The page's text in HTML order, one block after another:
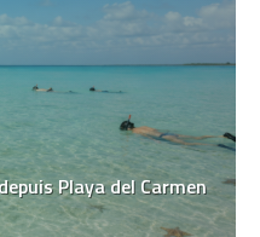
Playa del Carmen